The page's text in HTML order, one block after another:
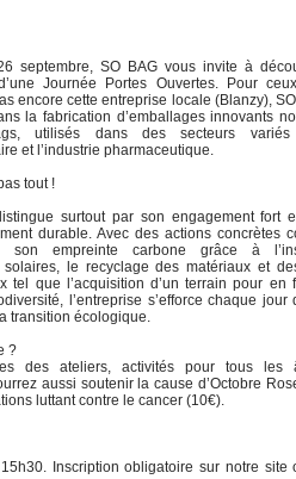
septembre, SO BAG vous invite à
Journée Portes Ouvertes. Pour
encore cette entreprise locale (Blanzy),
la fabrication d’emballages innovants
utilisés dans des secteurs variés
et l’industrie pharmaceutique.
tout !
surtout par son engagement fort
durable. Avec des actions concrètes
son empreinte carbone grâce à
le recyclage des matériaux et
tel que l’acquisition d’un terrain pour en
l’entreprise s’efforce chaque jour
transition écologique.
?
des ateliers, activités pour tous les
aussi soutenir la cause d’Octobre
luttant contre le cancer (10€).
Inscription obligatoire sur notre site